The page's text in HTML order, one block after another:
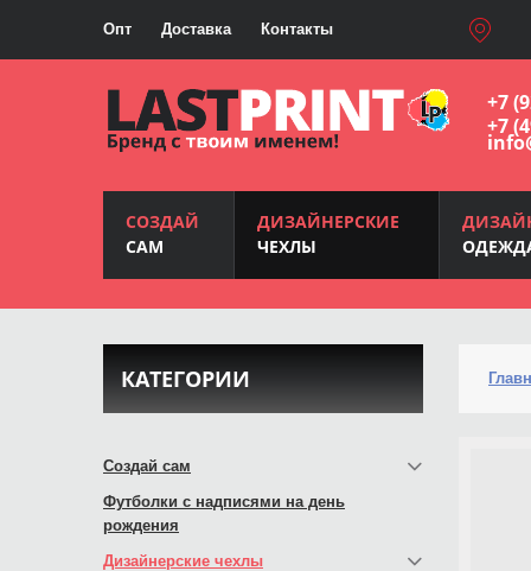
Опт Доставка Контакты
+7
+7
СОЗДАЙ
САМ
ДИЗАЙНЕРСКИЕ
ЧЕХЛЫ
КАТЕГОРИИ
Создай сам
Футболки с надписями на день
рождения
Дизайнерские чехлы